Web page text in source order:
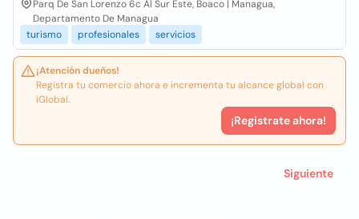
Parq De San Lorenzo 6c Al Sur Este, Boaco | Managua,
Departamento De Managua
turismo
profesionales servicios
¡Atención dueños!
Registra tu comercio ahora e incrementa tu alcance global con
iGlobal.
¡Registrate ahora!
Siguiente